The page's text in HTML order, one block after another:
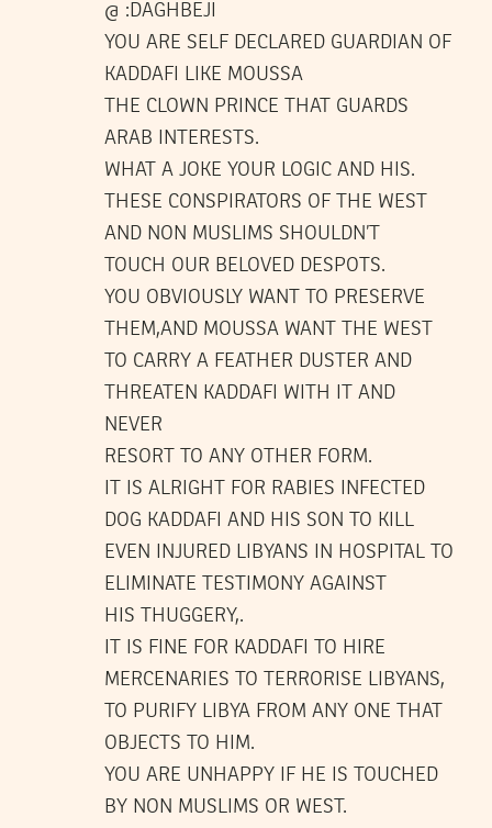
@ :DAGHBEJI
YOU ARE SELF DECLARED GUARDIAN OF
KADDAFI LIKE MOUSSA
THE CLOWN PRINCE THAT GUARDS
ARAB INTERESTS.
WHAT A JOKE YOUR LOGIC AND HIS.
THESE CONSPIRATORS OF THE WEST
AND NON MUSLIMS SHOULDN’T
TOUCH OUR BELOVED DESPOTS.
YOU OBVIOUSLY WANT TO PRESERVE
THEM,AND MOUSSA WANT THE WEST
TO CARRY A FEATHER DUSTER AND
THREATEN KADDAFI WITH IT AND
NEVER
RESORT TO ANY OTHER FORM.
IT IS ALRIGHT FOR RABIES INFECTED
DOG KADDAFI AND HIS SON TO KILL
EVEN INJURED LIBYANS IN HOSPITAL TO
ELIMINATE TESTIMONY AGAINST
HIS THUGGERY,.
IT IS FINE FOR KADDAFI TO HIRE
MERCENARIES TO TERRORISE LIBYANS,
TO PURIFY LIBYA FROM ANY ONE THAT
OBJECTS TO HIM.
YOU ARE UNHAPPY IF HE IS TOUCHED
BY NON MUSLIMS OR WEST.